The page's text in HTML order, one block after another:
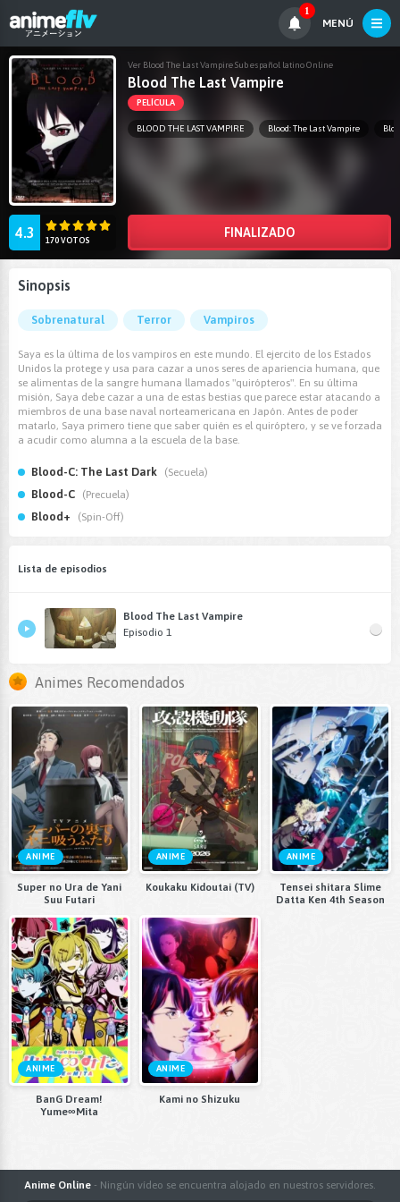
1
MENÚ
Ver Blood The Last Vampire Sub español latino Online
Blood The Last Vampire
PELÍCULA
BLOOD THE LAST VAMPIRE Blood: The Last Vampire
4.3 170 VOTOS
FINALIZADO
Sinopsis
Sobrenatural Terror Vampiros
Saya es la última de los vampiros en este mundo. El ejercito de los Estados
Unidos la protege y usa para cazar a unos seres de apariencia humana, que
se alimentas de la sangre humana llamados "quirópteros". En su última
misión, Saya debe cazar a una de estas bestias que parece estar atacando a
miembros de una base naval norteamericana en Japón. Antes de poder
matarlo, Saya primero tiene que saber quién es el quiróptero, y se ve forzada
a acudir como alumna a la escuela de la base.
Blood-C: The Last Dark (Secuela)
Blood-C (Precuela)
Blood+ (Spin-Off)
Lista de episodios
Blood The Last Vampire
Episodio 1
Animes Recomendados
ANIME
Super no Ura de Yani
Suu Futari
ANIME
Koukaku Kidoutai (TV)
ANIME
Tensei shitara Slime
Datta Ken 4th Season
ANIME
BanG Dream!
Yume∞Mita
ANIME
Kami no Shizuku
Anime Online - Ningún vídeo se encuentra alojado en nuestros servidores.